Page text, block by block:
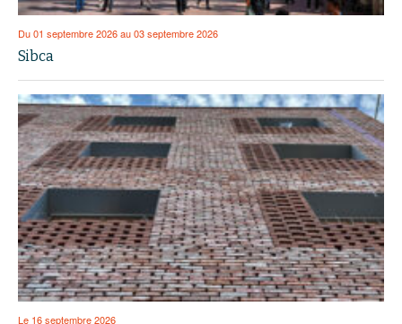
Du 01 septembre 2026 au 03 septembre 2026
Sibca
Le 16 septembre 2026